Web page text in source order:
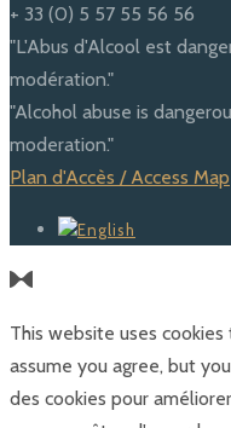
+ 33 (0) 5 57 55 56 56
"L'Abus d'Alcool est
modération."
"Alcohol abuse is
moderation."
Plan d'Accès / Access Map
This website uses
assume you agree, but
des cookies pour